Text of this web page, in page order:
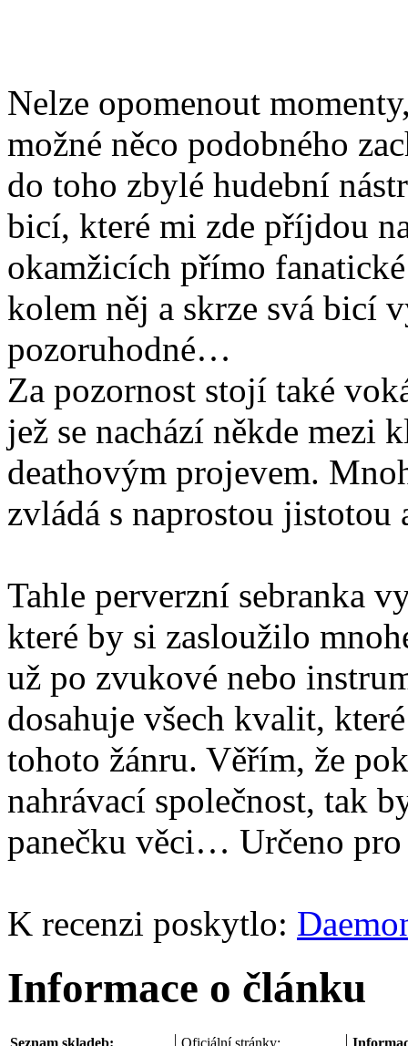
Nelze opomenout
možné něco podobného
do toho zbylé hudební
bicí, které mi zde příjdou
okamžicích přímo
kolem něj a skrze svá bicí
pozoruhodné…
Za pozornost stojí také
jež se nachází někde mezi
deathovým projevem.
zvládá s naprostou
Tahle perverzní sebranka
které by si zasloužilo
už po zvukové nebo
dosahuje všech kvalit,
tohoto žánru. Věřím, že
nahrávací společnost, tak
panečku věci… Určeno
K recenzi poskytlo:
Informace o článku
Seznam skladeb: Oficiální stránky: